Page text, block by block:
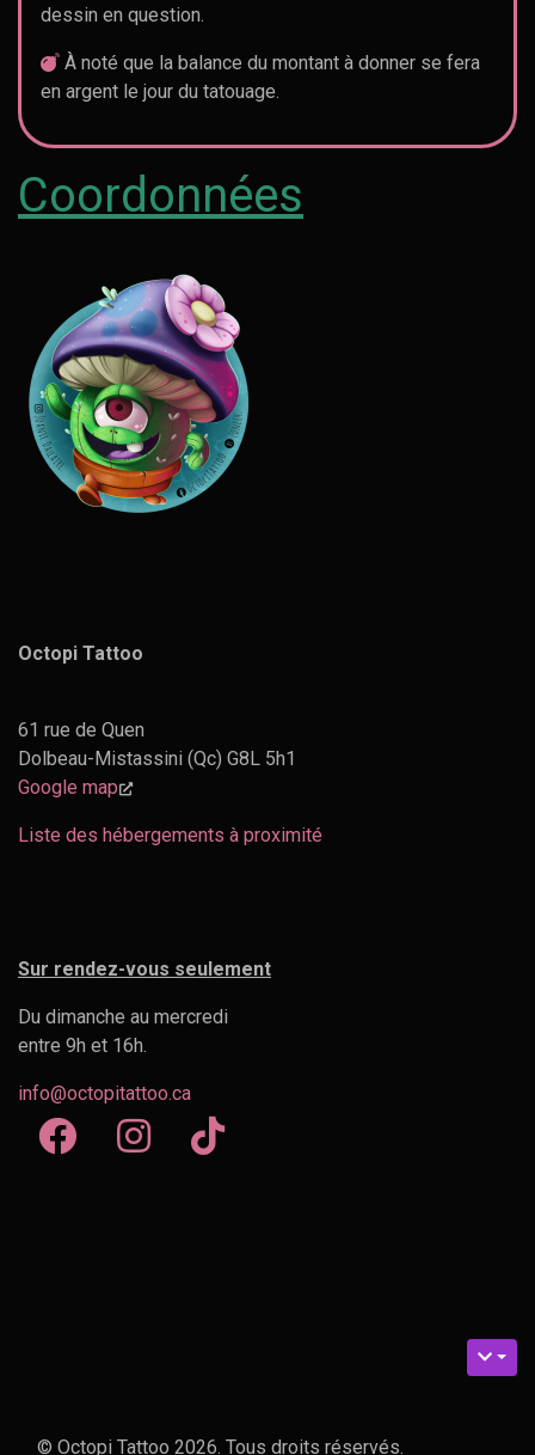
dessin en question.
À noté que la balance du montant à donner se fera
en argent le jour du tatouage.
Coordonnées
Octopi Tattoo
61 rue de Quen
Dolbeau-Mistassini (Qc) G8L 5h1
Google map
Liste des hébergements à proximité
Sur rendez-vous seulement
Du dimanche au mercredi
entre 9h et 16h.
info@octopitattoo.ca
© Octopi Tattoo 2026. Tous droits réservés.